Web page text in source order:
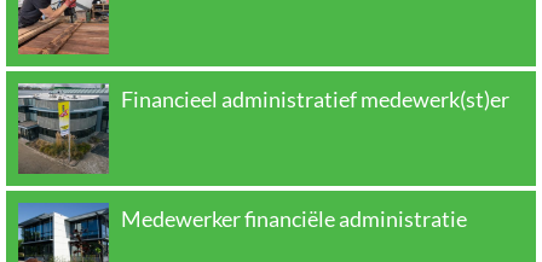
Financieel administratief medewerk(st)er
Medewerker financiële administratie